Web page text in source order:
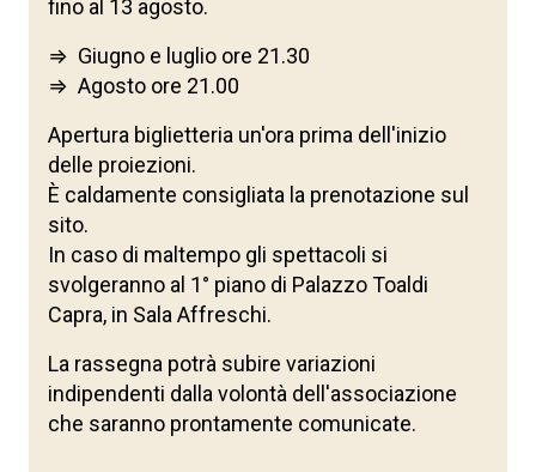
fino al 13 agosto.
⇒ Giugno e luglio ore 21.30
⇒ Agosto ore 21.00
Apertura biglietteria un'ora prima dell'inizio
delle proiezioni.
È caldamente consigliata la prenotazione sul
sito.
In caso di maltempo gli spettacoli si
svolgeranno al 1° piano di Palazzo Toaldi
Capra, in Sala Affreschi.
La rassegna potrà subire variazioni
indipendenti dalla volontà dell'associazione
che saranno prontamente comunicate.